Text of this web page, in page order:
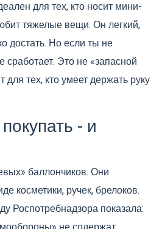
для тех, кто носит мини-
тяжелые вещи. Он легкий,
достать. Но если ты не
Это не «запасной
для тех, кто умеет держать руку
- и
баллончиков. Они
косметики, ручек, брелоков.
Роспотребнадзора показала: